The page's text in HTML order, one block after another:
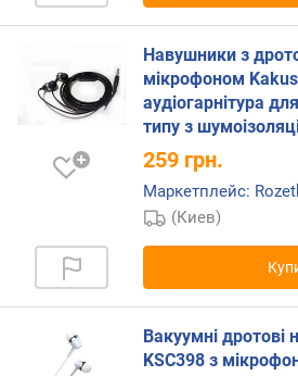
н
т
и
т
в
ы
Навушники з
мікрофоном
аудіогарнітура
типу з
259 грн.
Маркетплейс:
(Киев)
Вакуумні дротові
KSC398 з